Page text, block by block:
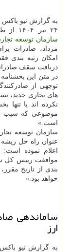
۲۴ تیر ۱۴۰۴ از طرف معاون دفتر مقررات
سازمان توسعه
مرداد، صادرات
امکان رتبه بندی
دریافت سقف
در متن این
توجهی از
های تجاری جدید،
نکرده اند یا تنها
موضوعی که سبب
است.»
سازمان توسعه
عنوان راه حل
اعلام نموده
موافقت رییس کل
بندی از تاریخ
خواهد بود.»
ساماندهی
ارز
به گزارش نیو